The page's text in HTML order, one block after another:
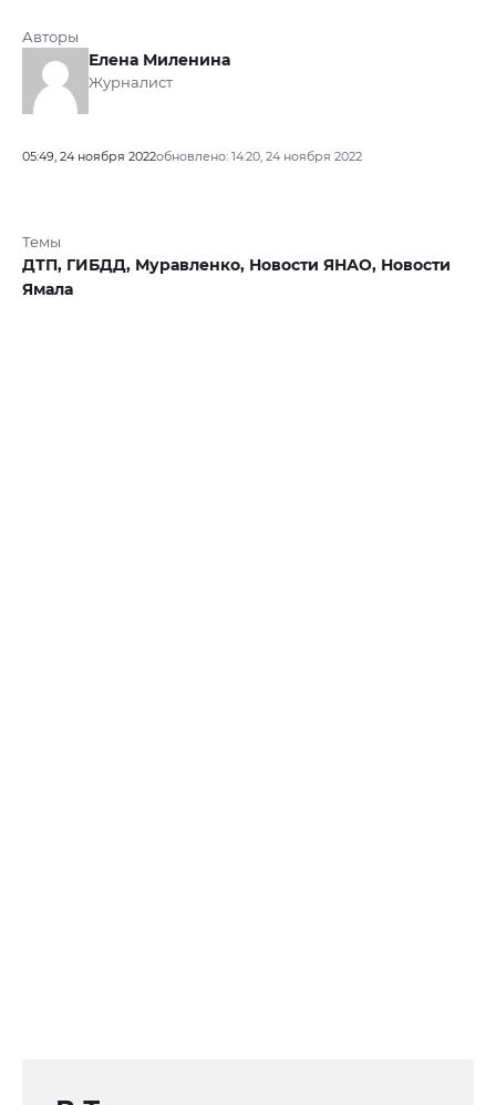
Авторы
Елена Миленина
Журналист
05:49, 24 ноября 2022обновлено: 14:20, 24 ноября 2022
Темы
ДТП, ГИБДД, Муравленко, Новости ЯНАО, Новости
Ямала